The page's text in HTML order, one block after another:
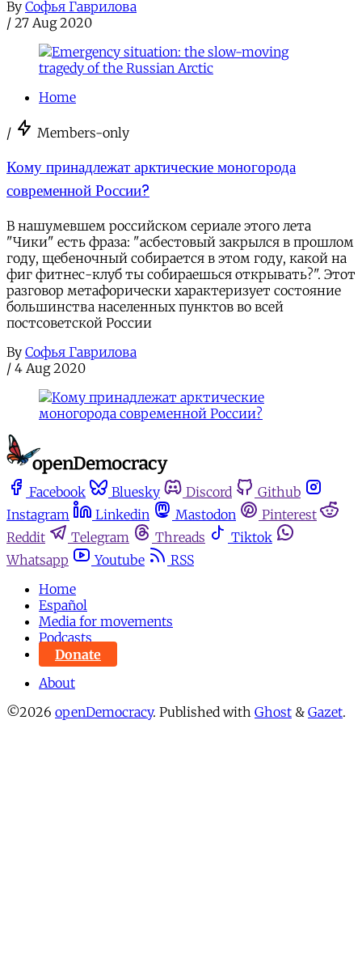
By Софья Гаврилова
/ 27 Aug 2020
Home
/ Members-only
Кому принадлежат арктические моногорода
современной России?
В нашумевшем российском сериале этого лета
"Чики" есть фраза: "асбестовый закрылся в прошлом
году, щебеночный собирается в этом году, какой на
фиг фитнес-клуб ты собираешься открывать?". Этот
разговор метафорически характеризует состояние
большинства населенных пунктов во всей
постсоветской России
By Софья Гаврилова
/ 4 Aug 2020
Facebook Bluesky Discord
Github
Instagram
Linkedin Mastodon
Pinterest
Reddit
Telegram Threads
Tiktok
Whatsapp
Youtube
RSS
Home
Español
Media for movements
Podcasts
Donate
About
©2026 openDemocracy. Published with Ghost & Gazet.